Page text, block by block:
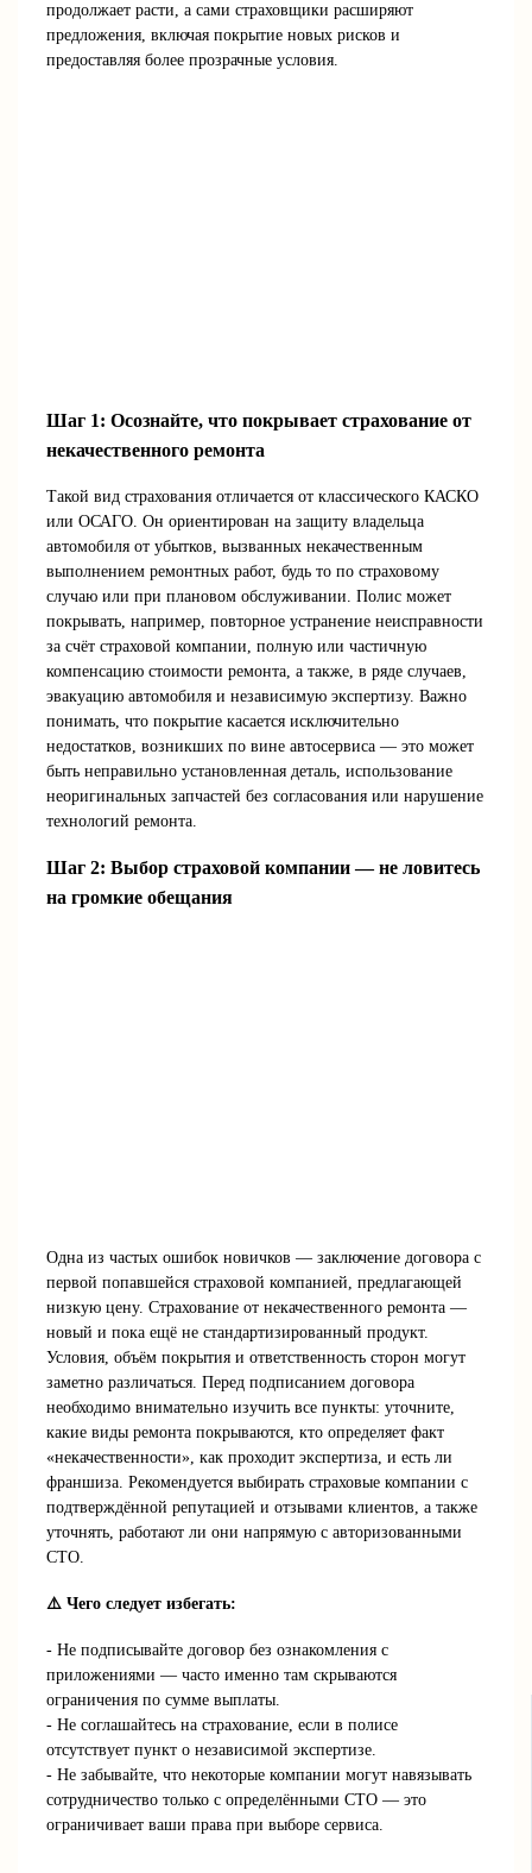
продолжает расти, а сами страховщики расширяют
предложения, включая покрытие новых рисков и
предоставляя более прозрачные условия.
Шаг 1: Осознайте, что покрывает страхование от
некачественного ремонта
Такой вид страхования отличается от классического КАСКО
или ОСАГО. Он ориентирован на защиту владельца
автомобиля от убытков, вызванных некачественным
выполнением ремонтных работ, будь то по страховому
случаю или при плановом обслуживании. Полис может
покрывать, например, повторное устранение неисправности
за счёт страховой компании, полную или частичную
компенсацию стоимости ремонта, а также, в ряде случаев,
эвакуацию автомобиля и независимую экспертизу. Важно
понимать, что покрытие касается исключительно
недостатков, возникших по вине автосервиса — это может
быть неправильно установленная деталь, использование
неоригинальных запчастей без согласования или нарушение
технологий ремонта.
Шаг 2: Выбор страховой компании — не ловитесь
на громкие обещания
Одна из частых ошибок новичков — заключение договора с
первой попавшейся страховой компанией, предлагающей
низкую цену. Страхование от некачественного ремонта —
новый и пока ещё не стандартизированный продукт.
Условия, объём покрытия и ответственность сторон могут
заметно различаться. Перед подписанием договора
необходимо внимательно изучить все пункты: уточните,
какие виды ремонта покрываются, кто определяет факт
«некачественности», как проходит экспертиза, и есть ли
франшиза. Рекомендуется выбирать страховые компании с
подтверждённой репутацией и отзывами клиентов, а также
уточнять, работают ли они напрямую с авторизованными
СТО.
⚠️ Чего следует избегать:
- Не подписывайте договор без ознакомления с
приложениями — часто именно там скрываются
ограничения по сумме выплаты.
- Не соглашайтесь на страхование, если в полисе
отсутствует пункт о независимой экспертизе.
- Не забывайте, что некоторые компании могут навязывать
сотрудничество только с определёнными СТО — это
ограничивает ваши права при выборе сервиса.